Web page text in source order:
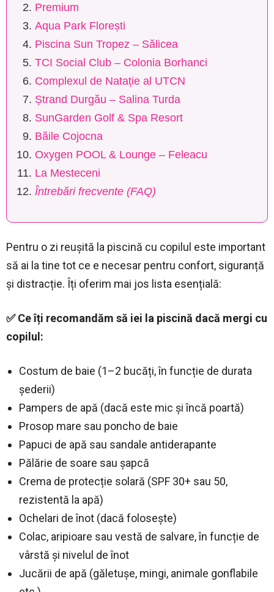
Premium
Aqua Park Florești
Piscina Sun Tropez – Sălicea
TCI Social Club – Colonia Borhanci
Complexul de Natație al UTCN
Ștrand Durgău – Salina Turda
SunGarden Golf & Spa Resort
Băile Cojocna
Oxygen POOL & Lounge – Feleacu
La Mesteceni
Întrebări frecvente (FAQ)
Pentru o zi reușită la piscină cu copilul este important
să ai la tine tot ce e necesar pentru confort, siguranță
și distracție. Îți oferim mai jos lista esențială:
✅ Ce îți recomandăm să iei la piscină dacă mergi cu
copilul:
Costum de baie (1–2 bucăți, în funcție de durata
șederii)
Pampers de apă (dacă este mic și încă poartă)
Prosop mare sau poncho de baie
Papuci de apă sau sandale antiderapante
Pălărie de soare sau șapcă
Crema de protecție solară (SPF 30+ sau 50,
rezistentă la apă)
Ochelari de înot (dacă folosește)
Colac, aripioare sau vestă de salvare, în funcție de
vârstă și nivelul de înot
Jucării de apă (găletușe, mingi, animale gonflabile